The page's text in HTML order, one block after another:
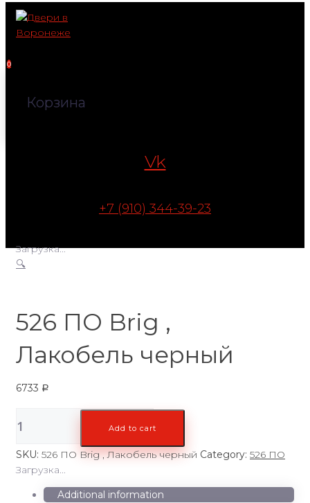
Перейти
контенту
0
Корзина
Vk
+7 (910) 344-39-23
Загрузка...
🔍
526 ПО Brig ,
Лакобель черный
6733 Р
ПО
,
Лакобель
черный
Add to cart
SKU: 526 ПО Brig , Лакобель черный Category: 526 ПО
Загрузка...
Additional information